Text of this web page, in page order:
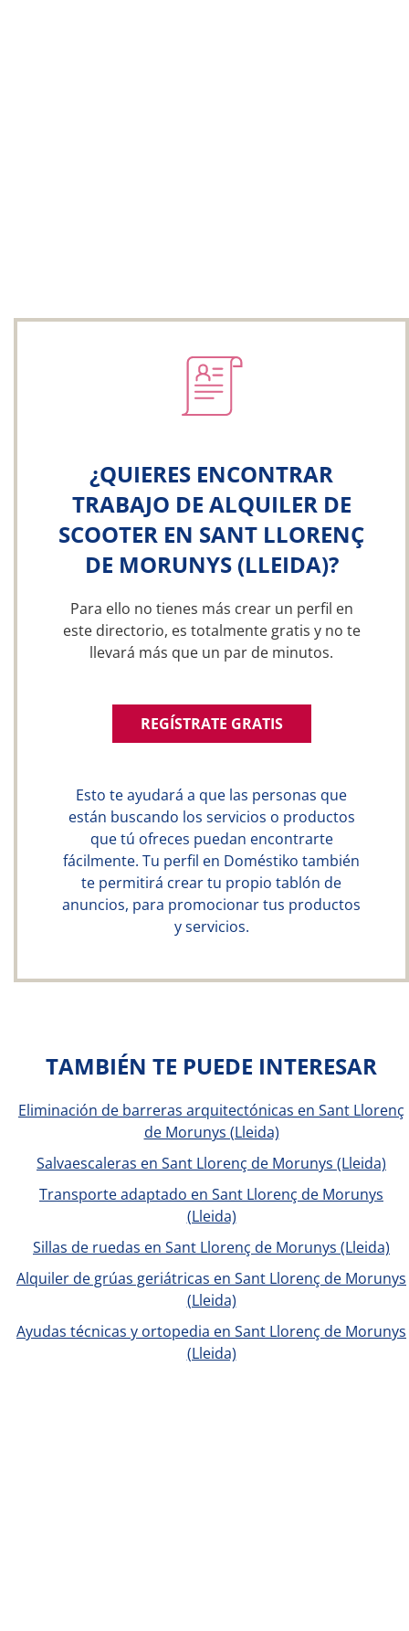
¿QUIERES ENCONTRAR
TRABAJO DE ALQUILER DE
SCOOTER EN SANT LLORENÇ
DE MORUNYS (LLEIDA)?
Para ello no tienes más crear un perfil en
este directorio, es totalmente gratis y no te
llevará más que un par de minutos.
REGÍSTRATE GRATIS
Esto te ayudará a que las personas que
están buscando los servicios o productos
que tú ofreces puedan encontrarte
fácilmente. Tu perfil en Doméstiko también
te permitirá crear tu propio tablón de
anuncios, para promocionar tus productos
y servicios.
TAMBIÉN TE PUEDE INTERESAR
Eliminación de barreras arquitectónicas en Sant Llorenç
de Morunys (Lleida)
Salvaescaleras en Sant Llorenç de Morunys (Lleida)
Transporte adaptado en Sant Llorenç de Morunys
(Lleida)
Sillas de ruedas en Sant Llorenç de Morunys (Lleida)
Alquiler de grúas geriátricas en Sant Llorenç de Morunys
(Lleida)
Ayudas técnicas y ortopedia en Sant Llorenç de Morunys
(Lleida)